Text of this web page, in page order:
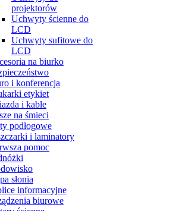
projektorów
Uchwyty ścienne do
LCD
Uchwyty sufitowe do
LCD
na biurko
i konferencja
etykiet
i kable
na śmieci
podłogowe
i laminatory
pomoc
słonia
informacyjne
biurowe